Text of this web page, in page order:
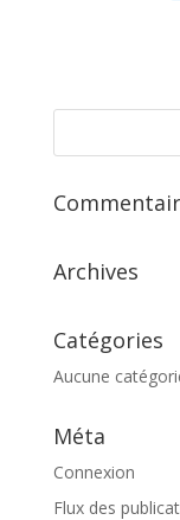
Archives
Catégories
Aucune
Méta
Connexion
Flux des